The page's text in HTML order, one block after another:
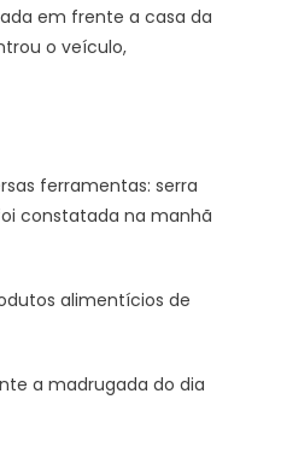
em frente a casa da
o veículo,
ferramentas: serra
constatada na manhã
alimentícios de
a madrugada do dia